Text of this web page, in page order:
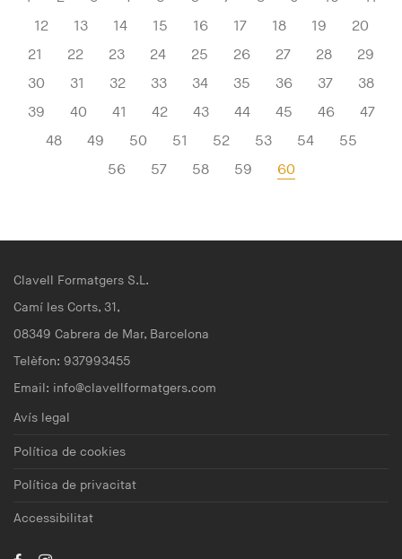
12
13 14 15 16 17 18 19
20
21
22 23 24 25 26 27 28
29
30
31 32 33 34 35 36 37
38
39
40 41 42 43 44 45 46
47
48
49 50 51 52 53 54
55
56
57 58 59 60
Clavell Formatgers S.L.
Camí les Corts, 31,
08349 Cabrera de Mar, Barcelona
Telèfon: 937993455
Email: info@clavellformatgers.com
Avís legal
Política de cookies
Política de privacitat
Accessibilitat